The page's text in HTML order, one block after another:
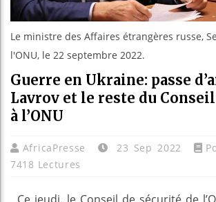
Le ministre des Affaires étrangères russe,
l'ONU, le 22 septembre 2022.
Guerre en Ukraine: passe
Lavrov et le reste du
à l’ONU
AfricaPresse 23 Sep 2022
7418 Lectures